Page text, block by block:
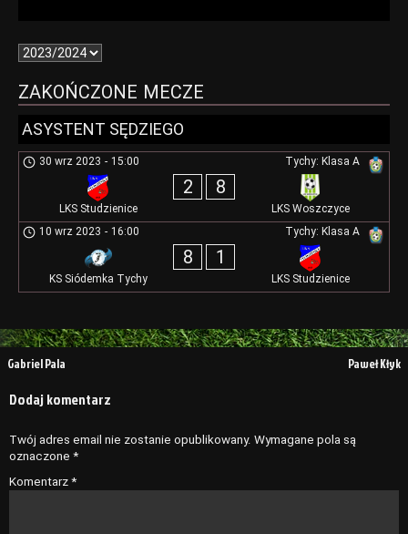
ZAKOŃCZONE MECZE
ASYSTENT SĘDZIEGO
Tychy: Klasa A
30 wrz 2023 - 15:00
LKS Studzienice
2 8
LKS Woszczyce
Tychy: Klasa A
10 wrz 2023 - 16:00
KS Siódemka Tychy
8 1
LKS Studzienice
Nawigacja
Gabriel Pala Paweł Kłyk
Dodaj komentarz
Twój adres email nie zostanie opublikowany. Wymagane pola są
oznaczone *
Komentarz *